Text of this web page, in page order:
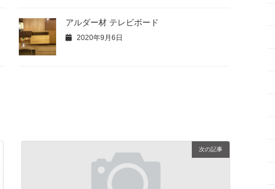
アルダー材 テレビボード
2020年9月6日
次の記事